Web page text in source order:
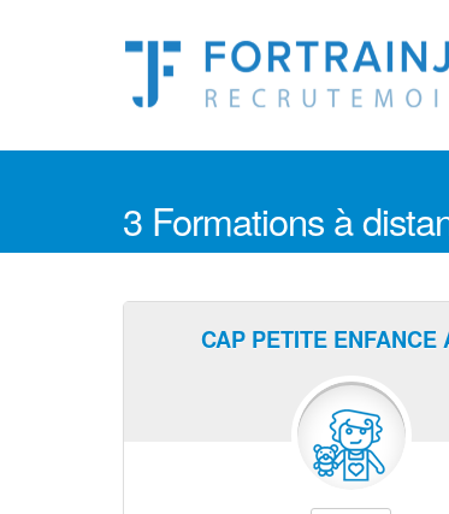
3 Formations à
CAP PETITE ENFANCE